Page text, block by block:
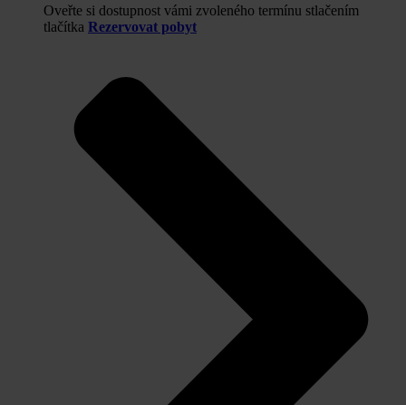
Oveřte si dostupnost vámi zvoleného termínu stlačením
tlačítka Rezervovat pobyt